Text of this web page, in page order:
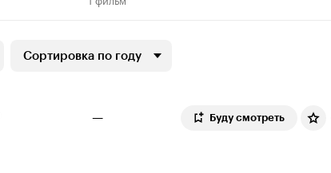
Сортировка по году
— Буду смотреть